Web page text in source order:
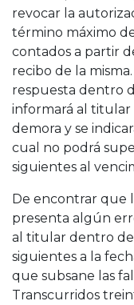
revocar la
término máximo
contados a partir
recibo de la
respuesta dentro
informará al titular
demora y se
cual no podrá
siguientes al
De encontrar que
presenta algún
al titular dentro de
siguientes a la
que subsane las
Transcurridos